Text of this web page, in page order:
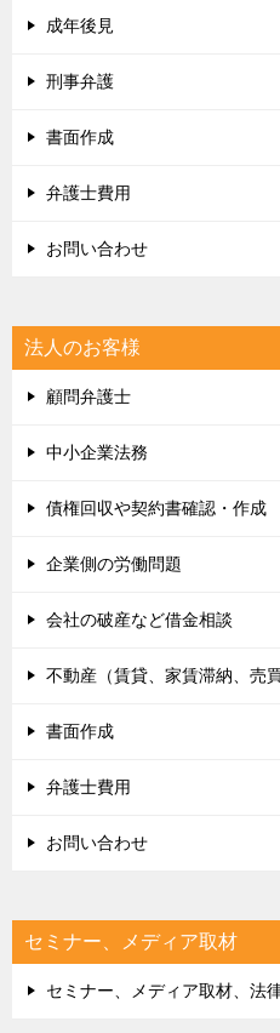
成年後見
刑事弁護
書面作成
弁護士費用
お問い合わせ
法人のお客様
顧問弁護士
中小企業法務
債権回収や契約書確認・作成
企業側の労働問題
会社の破産など借金相談
不動産（賃貸、家賃滞納、売買
書面作成
弁護士費用
お問い合わせ
セミナー、メディア取材
セミナー、メディア取材、法